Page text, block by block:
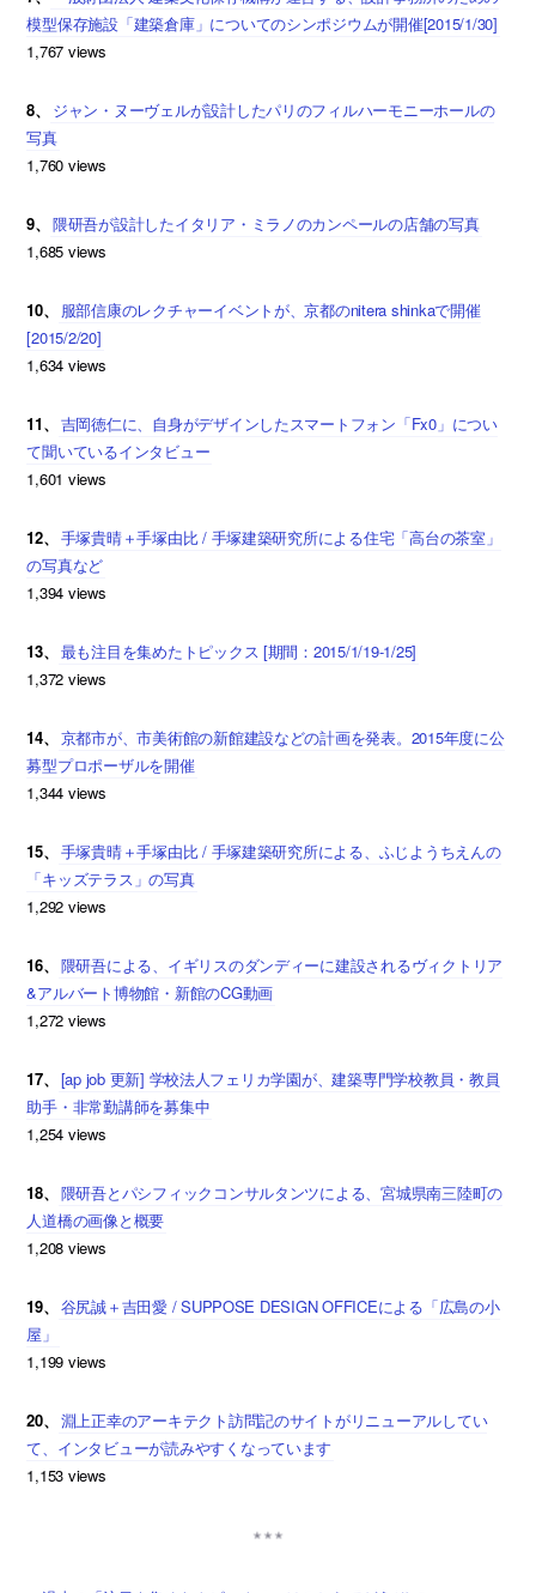
模型保存施設「建築倉庫」についてのシンポジウムが開催[2015/1/30]
1,767 views
8、
ジャン・ヌーヴェルが設計したパリのフィルハーモニーホールの
写真
1,760 views
9、
隈研吾が設計したイタリア・ミラノのカンペールの店舗の写真
1,685 views
10、
服部信康のレクチャーイベントが、京都のnitera shinkaで開催
[2015/2/20]
1,634 views
11、
吉岡徳仁に、自身がデザインしたスマートフォン「Fx0」につい
て聞いているインタビュー
1,601 views
12、
手塚貴晴＋手塚由比 / 手塚建築研究所による住宅「高台の茶室」
の写真など
1,394 views
13、
最も注目を集めたトピックス [期間：2015/1/19-1/25]
1,372 views
14、
京都市が、市美術館の新館建設などの計画を発表。2015年度に公
募型プロポーザルを開催
1,344 views
15、
手塚貴晴＋手塚由比 / 手塚建築研究所による、ふじようちえんの
「キッズテラス」の写真
1,292 views
16、
隈研吾による、イギリスのダンディーに建設されるヴィクトリア
&アルバート博物館・新館のCG動画
1,272 views
17、
[ap job 更新] 学校法人フェリカ学園が、建築専門学校教員・教員
助手・非常勤講師を募集中
1,254 views
18、
隈研吾とパシフィックコンサルタンツによる、宮城県南三陸町の
人道橋の画像と概要
1,208 views
19、
谷尻誠＋吉田愛 / SUPPOSE DESIGN OFFICEによる「広島の小
屋」
1,199 views
20、
淵上正幸のアーキテクト訪問記のサイトがリニューアルしてい
て、インタビューが読みやすくなっています
1,153 views